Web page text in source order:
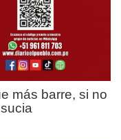
más barre, si no